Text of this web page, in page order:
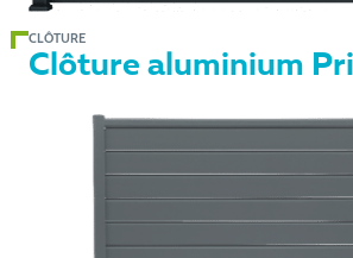
CLÔTURE
Clôture aluminium